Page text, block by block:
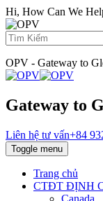
Hi, How Can We
OPV - Gateway to
Gateway to
Liên hệ tư vấn+84
Toggle menu
Trang chủ
CTĐT ĐỊNH
Canada